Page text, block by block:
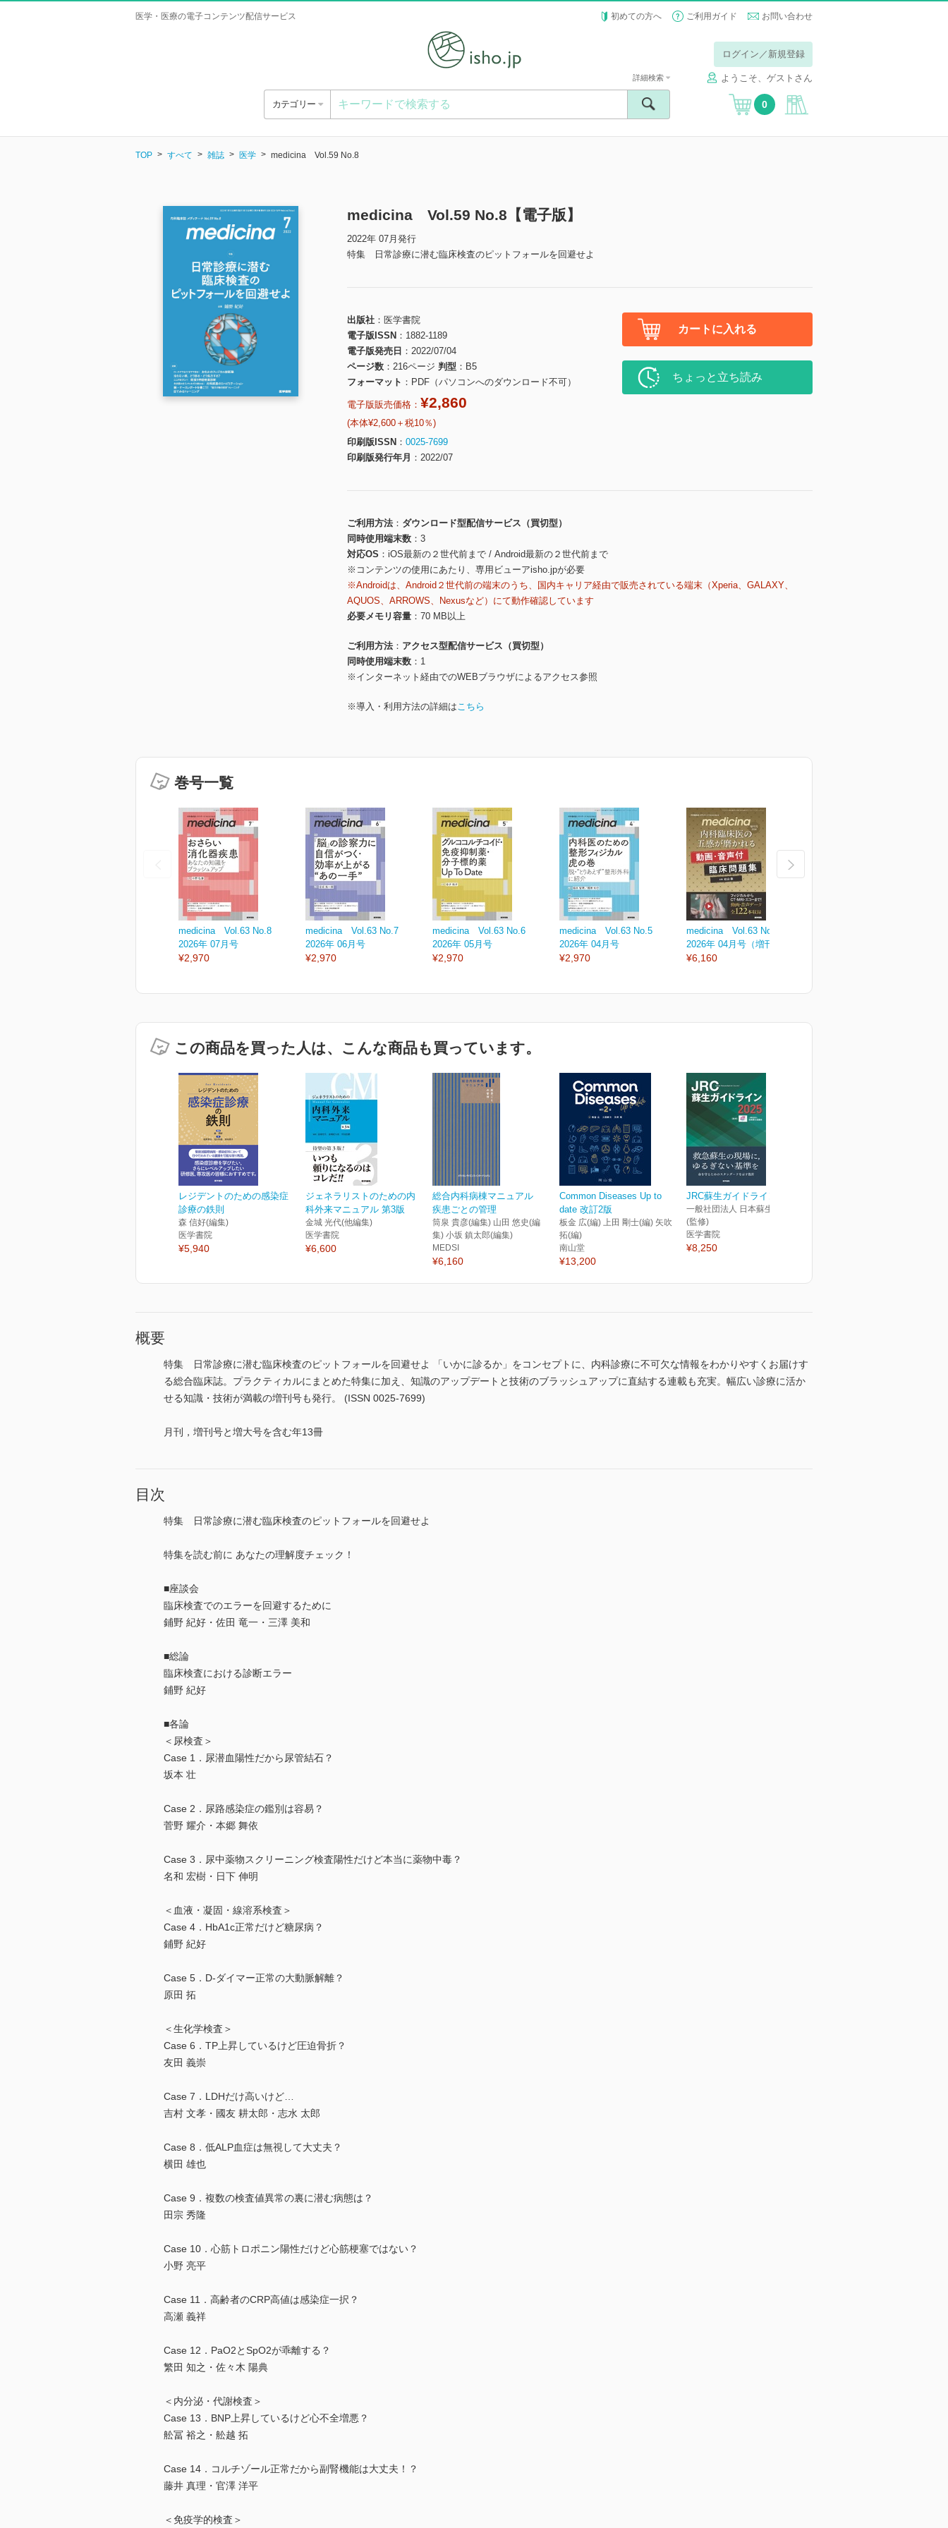
医学・医療の電子コンテンツ配信サービス 初めての方へ ご利用ガイド お問い合わせ
ログイン／新規登録
ようこそ、ゲストさん
カテゴリー
詳細検索
0
TOP すべて 雑誌 医学 medicina Vol.59 No.8
medicina Vol.59 No.8【電子版】
2022年 07月発行
特集 日常診療に潜む臨床検査のピットフォールを回避せよ
出版社
医学書院
電子版ISSN
1882-1189
電子版発売日
2022/07/04
ページ数
216ページ 判型
B5
フォーマット
PDF（パソコンへのダウンロード不可）
電子版販売価格： ¥2,860
(本体¥2,600＋税10％)
印刷版ISSN
0025-7699
印刷版発行年月
2022/07
カートに入れる
ちょっと立ち読み
ご利用方法
ダウンロード型配信サービス（買切型）
同時使用端末数
3
対応OS
iOS最新の２世代前まで / Android最新の２世代前まで
※コンテンツの使用にあたり、専用ビューアisho.jpが必要
※Androidは、Android２世代前の端末のうち、国内キャリア経由で販売されている端末（Xperia、GALAXY、
AQUOS、ARROWS、Nexusなど）にて動作確認しています
必要メモリ容量
70 MB以上
ご利用方法
アクセス型配信サービス（買切型）
同時使用端末数
1
※インターネット経由でのWEBブラウザによるアクセス参照
※導入・利用方法の詳細はこちら
巻号一覧
medicina Vol.63 No.8
2026年 07月号
¥2,970
medicina Vol.63 No.7
2026年 06月号
¥2,970
medicina Vol.63 No.6
2026年 05月号
¥2,970
medicina Vol.63 No.5
2026年 04月号
¥2,970
medicina Vol.63 No.4
2026年 04月号（増刊号）
¥6,160
この商品を買った人は、こんな商品も買っています。
レジデントのための感染症
診療の鉄則
森 信好(編集)
医学書院
¥5,940
ジェネラリストのための内
科外来マニュアル 第3版
金城 光代(他編集)
医学書院
¥6,600
総合内科病棟マニュアル
疾患ごとの管理
筒泉 貴彦(編集) 山田 悠史(編
集) 小坂 鎮太郎(編集)
MEDSI
¥6,160
Common Diseases Up to
date 改訂2版
板金 広(編) 上田 剛士(編) 矢吹
拓(編)
南山堂
¥13,200
JRC蘇生ガイドライン2025
一般社団法人 日本蘇生協議会
(監修)
医学書院
¥8,250
概要
特集 日常診療に潜む臨床検査のピットフォールを回避せよ 「いかに診るか」をコンセプトに、内科診療に不可欠な情報をわかりやすくお届けす
る総合臨床誌。プラクティカルにまとめた特集に加え、知識のアップデートと技術のブラッシュアップに直結する連載も充実。幅広い診療に活か
せる知識・技術が満載の増刊号も発行。 (ISSN 0025-7699)
月刊，増刊号と増大号を含む年13冊
目次
特集 日常診療に潜む臨床検査のピットフォールを回避せよ
特集を読む前に あなたの理解度チェック！
■座談会
臨床検査でのエラーを回避するために
鋪野 紀好・佐田 竜一・三澤 美和
■総論
臨床検査における診断エラー
鋪野 紀好
■各論
＜尿検査＞
Case 1．尿潜血陽性だから尿管結石？
坂本 壮
Case 2．尿路感染症の鑑別は容易？
菅野 耀介・本郷 舞依
Case 3．尿中薬物スクリーニング検査陽性だけど本当に薬物中毒？
名和 宏樹・日下 伸明
＜血液・凝固・線溶系検査＞
Case 4．HbA1c正常だけど糖尿病？
鋪野 紀好
Case 5．D-ダイマー正常の大動脈解離？
原田 拓
＜生化学検査＞
Case 6．TP上昇しているけど圧迫骨折？
友田 義崇
Case 7．LDHだけ高いけど…
吉村 文孝・國友 耕太郎・志水 太郎
Case 8．低ALP血症は無視して大丈夫？
横田 雄也
Case 9．複数の検査値異常の裏に潜む病態は？
田宗 秀隆
Case 10．心筋トロポニン陽性だけど心筋梗塞ではない？
小野 亮平
Case 11．高齢者のCRP高値は感染症一択？
高瀬 義祥
Case 12．PaO2とSpO2が乖離する？
繁田 知之・佐々木 陽典
＜内分泌・代謝検査＞
Case 13．BNP上昇しているけど心不全増悪？
舩冨 裕之・舩越 拓
Case 14．コルチゾール正常だから副腎機能は大丈夫！？
藤井 真理・官澤 洋平
＜免疫学的検査＞